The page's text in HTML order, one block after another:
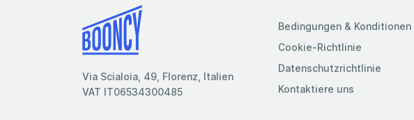
Via Scialoia, 49, Florenz, Italien
VAT IT06534300485
Bedingungen & Konditionen
Cookie-Richtlinie
Datenschutzrichtlinie
Kontaktiere uns